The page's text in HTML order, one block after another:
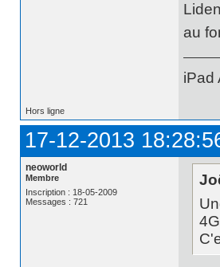
au
iPad
Hors ligne
17-12-2013
neoworld
Membre
Inscription : 18-05-2009
Messages : 721